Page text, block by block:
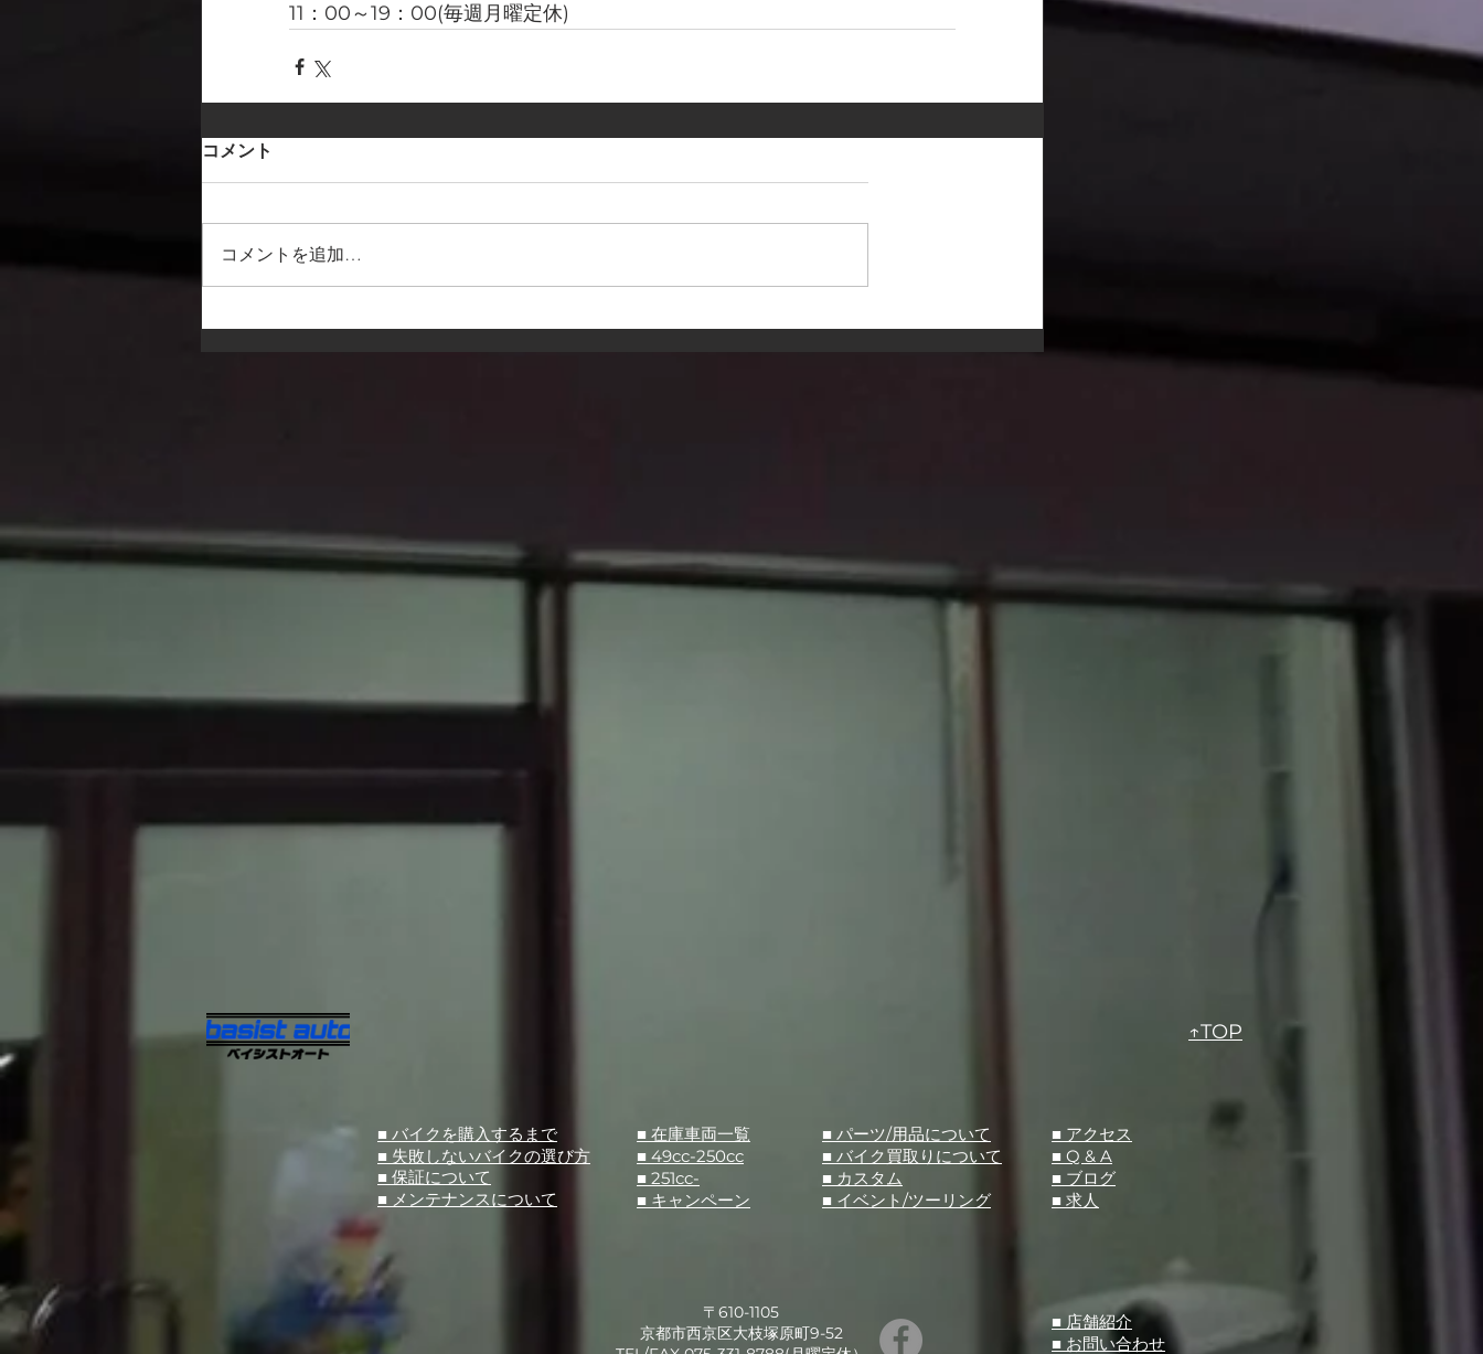
11：00～19：00(毎週月曜定休)
コメント
コメントを追加…
■ バイクを購入するまで
■ 失敗しないバイクの選び方
■ 保証について
■ メンテナンスについて
■ 在庫車両一覧
■ 49cc-250cc
■ 251cc-
■ キャンペーン
■ パーツ/用品について
​■ バイク買取りについて
​■ カスタム
​■ イベント/ツーリング
〒610-1105
京都市西京区大枝塚原町9-52
↑TOP
​■ アクセス
■ Q & A
​■ ブログ
​■ 求人
​■ 店舗紹介
■ お問い合わせ